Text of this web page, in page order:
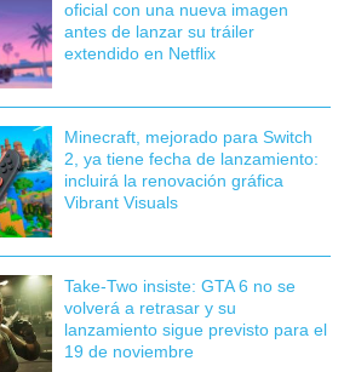
oficial con una nueva imagen
antes de lanzar su tráiler
extendido en Netflix
Minecraft, mejorado para Switch
2, ya tiene fecha de lanzamiento:
incluirá la renovación gráfica
Vibrant Visuals
Take-Two insiste: GTA 6 no se
volverá a retrasar y su
lanzamiento sigue previsto para el
19 de noviembre